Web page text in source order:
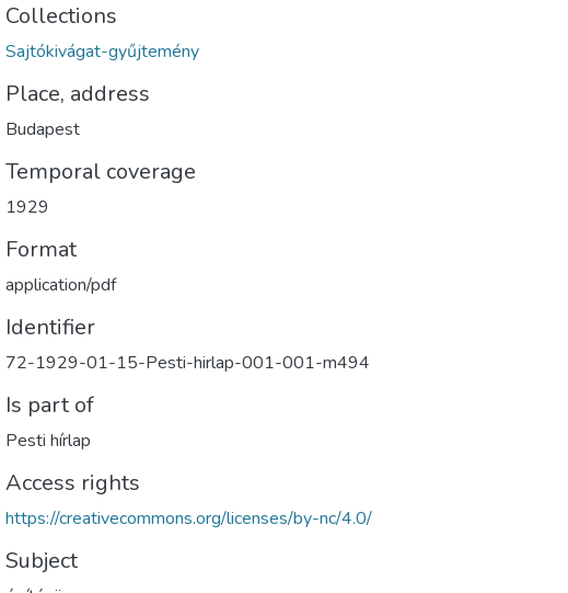
Collections
Sajtókivágat-gyűjtemény
Place, address
Budapest
Temporal coverage
1929
Format
application/pdf
Identifier
72-1929-01-15-Pesti-hirlap-001-001-m494
Is part of
Pesti hírlap
Access rights
https://creativecommons.org/licenses/by-nc/4.0/
Subject